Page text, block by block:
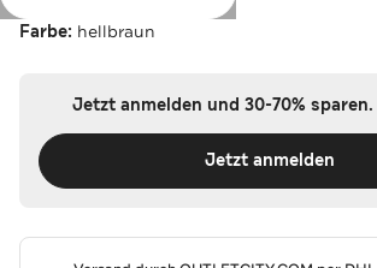
Farbe: hellbraun
Jetzt anmelden und 30-70% sparen.
Jetzt anmelden